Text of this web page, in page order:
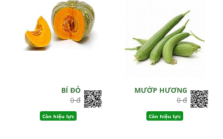
BÍ ĐỎ
0 đ
Còn hiệu lực
MƯỚP HƯƠNG
0 đ
Còn hiệu lực